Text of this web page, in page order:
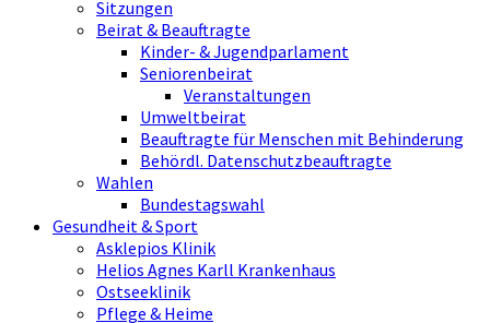
Sitzungen
Beirat & Beauftragte
Kinder- & Jugendparlament
Seniorenbeirat
Veranstaltungen
Umweltbeirat
Beauftragte für Menschen mit Behinderung
Behördl. Datenschutzbeauftragte
Wahlen
Bundestagswahl
Gesundheit & Sport
Asklepios Klinik
Helios Agnes Karll Krankenhaus
Ostseeklinik
Pflege & Heime